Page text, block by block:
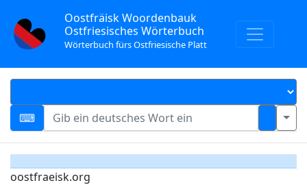
Oostfräisk Woordenbauk
Ostfriesisches Wörterbuch
Wörterbuch fürs Ostfriesische Platt
oostfraeisk.org